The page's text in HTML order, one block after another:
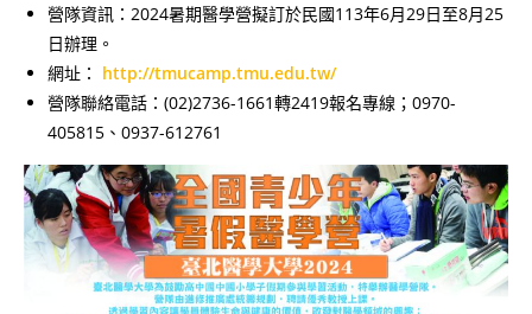
營隊資訊：2024暑期醫學營擬訂於民國113年6月29日至8月25
日辦理。
網址： http://tmucamp.tmu.edu.tw/
營隊聯絡電話：(02)2736-1661轉2419報名專線；0970-
405815、0937-612761